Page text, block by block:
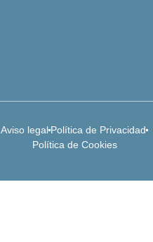
Aviso legal Política de Privacidad
Política de Cookies